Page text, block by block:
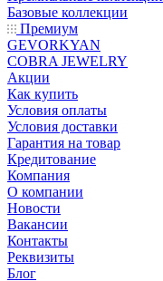
Базовые коллекции
Премиум
GEVORKYAN
COBRA JEWELRY
Акции
Как купить
Условия оплаты
Условия доставки
Гарантия на товар
Кредитование
Компания
О компании
Новости
Вакансии
Контакты
Реквизиты
Блог